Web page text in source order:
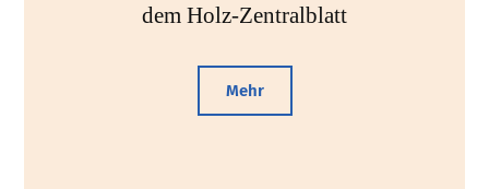
dem Holz-Zentralblatt
Mehr